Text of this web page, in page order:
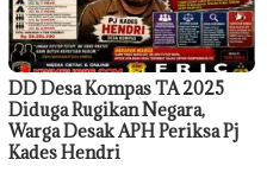
DD Desa Kompas TA 2025
Diduga Rugikan Negara,
Warga Desak APH Periksa Pj
Kades Hendri